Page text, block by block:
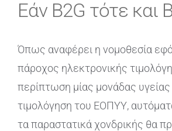
Εάν B2G τότε και
Όπως αναφέρει η νομοθεσία
πάροχος ηλεκτρονικής
περίπτωση μίας μονάδας υγείας
τιμολόγηση του ΕΟΠΥΥ,
τα παραστατικά χονδρικής θα